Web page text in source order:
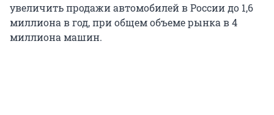
увеличить продажи автомобилей в России до 1,6
миллиона в год, при общем объеме рынка в 4
миллиона машин.